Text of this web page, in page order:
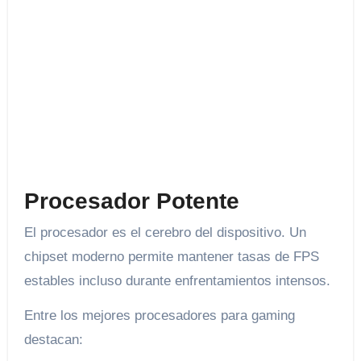
Procesador Potente
El procesador es el cerebro del dispositivo. Un
chipset moderno permite mantener tasas de FPS
estables incluso durante enfrentamientos intensos.
Entre los mejores procesadores para gaming
destacan: